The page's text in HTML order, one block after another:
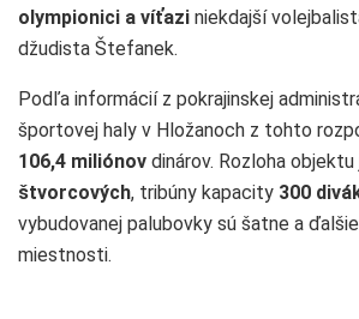
olympionici a víťazi niekdajší
džudista Štefanek.
Podľa informácií z pokrajinskej
športovej haly v Hložanoch z tohto
106,4 miliónov dinárov. Rozloha objektu
štvorcových, tribúny kapacity 300
vybudovanej palubovky sú šatne a
miestnosti.